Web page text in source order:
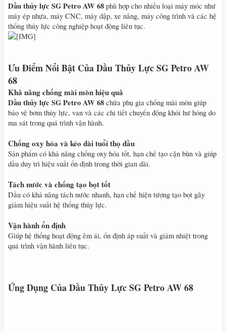
Dầu thủy lực SG Petro AW 68 phù hợp cho nhiều loại máy móc như
máy ép nhựa, máy CNC, máy dập, xe nâng, máy công trình và các hệ
thống thủy lực công nghiệp hoạt động liên tục.
Ưu Điểm Nổi Bật Của Dầu Thủy Lực SG Petro AW
68
Khả năng chống mài mòn hiệu quả
Dầu thủy lực SG Petro AW 68 chứa phụ gia chống mài mòn giúp
bảo vệ bơm thủy lực, van và các chi tiết chuyển động khỏi hư hỏng do
ma sát trong quá trình vận hành.
Chống oxy hóa và kéo dài tuổi thọ dầu
Sản phẩm có khả năng chống oxy hóa tốt, hạn chế tạo cặn bùn và giúp
dầu duy trì hiệu suất ổn định trong thời gian dài.
Tách nước và chống tạo bọt tốt
Dầu có khả năng tách nước nhanh, hạn chế hiện tượng tạo bọt gây
giảm hiệu suất hệ thống thủy lực.
Vận hành ổn định
Giúp hệ thống hoạt động êm ái, ổn định áp suất và giảm nhiệt trong
quá trình vận hành liên tục.
Ứng Dụng Của Dầu Thủy Lực SG Petro AW 68